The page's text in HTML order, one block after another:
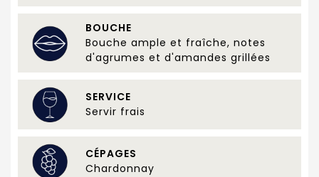
BOUCHE
Bouche ample et fraîche, notes
d'agrumes et d'amandes grillées
SERVICE
Servir frais
CÉPAGES
Chardonnay